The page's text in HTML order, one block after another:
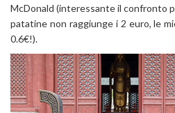
McDonald (interessante il confronto
patatine non raggiunge i 2 euro, le
0.6€!).